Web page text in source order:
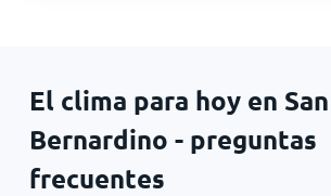
El clima para hoy en San
Bernardino - preguntas
frecuentes